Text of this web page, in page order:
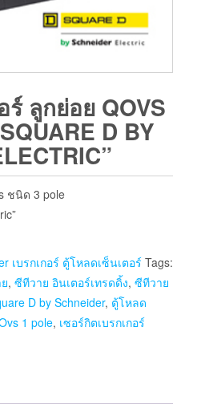
ร์ ลูกย่อย QOVS
D BY
ชนิด 3 pole
เบรกเกอร์ ตู้โหลดเซ็นเตอร์ Tags:
, ซีทีวาย อินเตอร์เทรดดิ้ง, ซีทีวาย
D by Schneider, ตู้โหลด
1 pole, เซอร์กิตเบรกเกอร์